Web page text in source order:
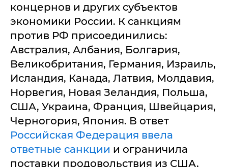
концернов и других субъектов
экономики России. К санкциям
против РФ присоединились:
Австралия, Албания, Болгария,
Великобритания, Германия, Израиль,
Исландия, Канада, Латвия, Молдавия,
Норвегия, Новая Зеландия, Польша,
США, Украина, Франция, Швейцария,
Черногория, Япония. В ответ
Российская Федерация ввела
ответные санкции и ограничила
поставки продовольствия из США,